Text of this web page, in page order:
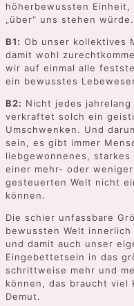
höherbewussten Einheit,
„über“ uns stehen würde.
B1: Ob unser kollektives
damit wohl
wir auf einmal alle
ein bewusstes
B2: Nicht jedes
verkraftet solch ein
Umschwenken. Und
sein, es gibt immer
liebgewonnenes, starkes
einer mehr- oder
gesteuerten Welt nicht
können.
Die schier unfassbare
bewussten Welt
und damit auch unser
Eingebettetsein in das
schrittweise mehr und
können, das braucht viel
Demut.